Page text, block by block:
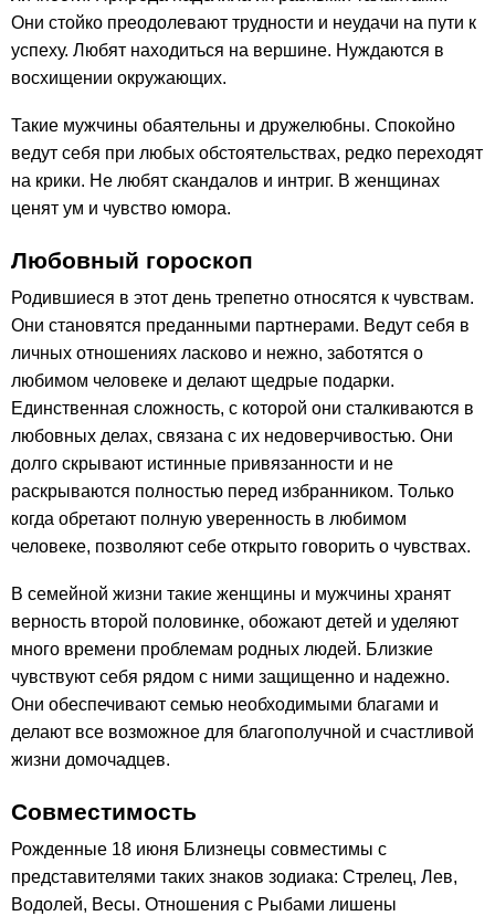
Они стойко преодолевают трудности и неудачи на пути к
успеху. Любят находиться на вершине. Нуждаются в
восхищении окружающих.
Такие мужчины обаятельны и дружелюбны. Спокойно
ведут себя при любых обстоятельствах, редко переходят
на крики. Не любят скандалов и интриг. В женщинах
ценят ум и чувство юмора.
Любовный гороскоп
Родившиеся в этот день трепетно относятся к чувствам.
Они становятся преданными партнерами. Ведут себя в
личных отношениях ласково и нежно, заботятся о
любимом человеке и делают щедрые подарки.
Единственная сложность, с которой они сталкиваются в
любовных делах, связана с их недоверчивостью. Они
долго скрывают истинные привязанности и не
раскрываются полностью перед избранником. Только
когда обретают полную уверенность в любимом
человеке, позволяют себе открыто говорить о чувствах.
В семейной жизни такие женщины и мужчины хранят
верность второй половинке, обожают детей и уделяют
много времени проблемам родных людей. Близкие
чувствуют себя рядом с ними защищенно и надежно.
Они обеспечивают семью необходимыми благами и
делают все возможное для благополучной и счастливой
жизни домочадцев.
Совместимость
Рожденные 18 июня Близнецы совместимы с
представителями таких знаков зодиака: Стрелец, Лев,
Водолей, Весы. Отношения с Рыбами лишены